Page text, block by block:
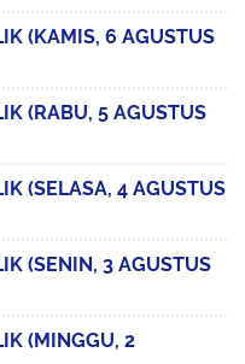
(KAMIS, 6 AGUSTUS
(RABU, 5 AGUSTUS
(SELASA, 4 AGUSTUS
(SENIN, 3 AGUSTUS
(MINGGU, 2